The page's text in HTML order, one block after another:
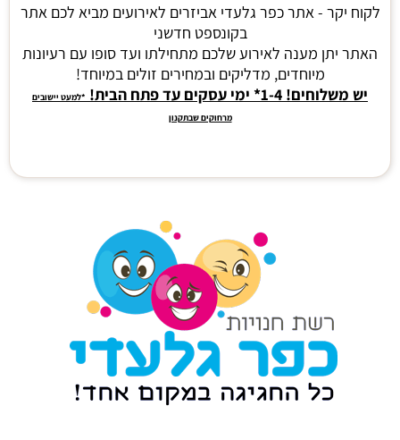
לקוח יקר - אתר כפר גלעדי אביזרים לאירועים מביא לכם אתר
בקונספט חדשני
האתר יתן מענה לאירוע שלכם מתחילתו ועד סופו עם רעיונות
מיוחדים, מדליקים ובמחירים זולים במיוחד!
יש משלוחים! 1-4* ימי עסקים עד פתח הבית!
*למעט יישובים
מרחוקים שבתקנון